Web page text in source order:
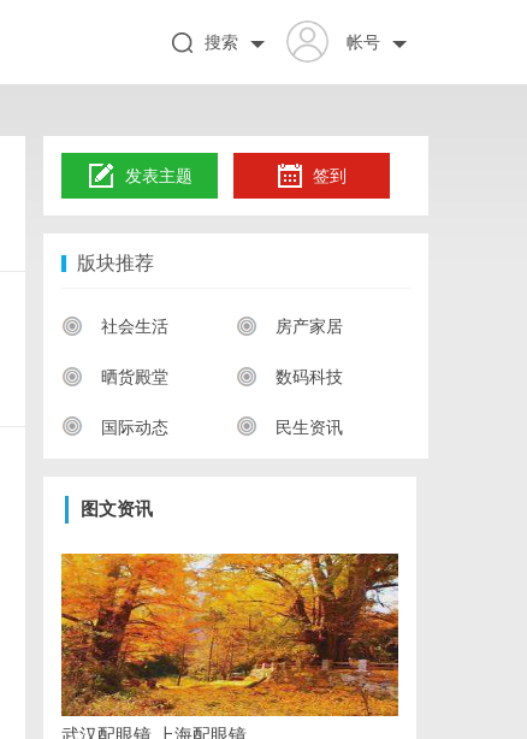
帐号
搜索
发表主题 签到
版块推荐
社会生活 房产家居
晒货殿堂 数码科技
国际动态 民生资讯
图文资讯